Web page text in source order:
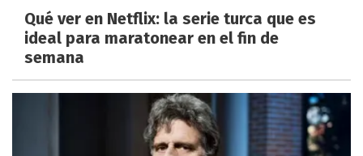
Qué ver en Netflix: la serie turca que es
ideal para maratonear en el fin de
semana